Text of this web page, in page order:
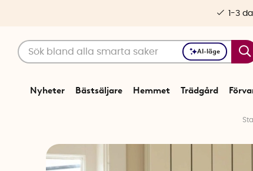
AI-läge
Nyheter Bästsäljare Hemmet Trädgård
1-3